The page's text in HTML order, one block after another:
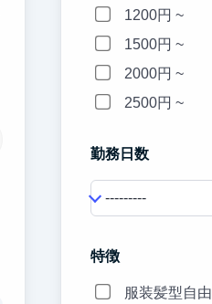
1200円 ~
1500円 ~
2000円 ~
2500円 ~
勤務日数
特徴
服装髪型自由